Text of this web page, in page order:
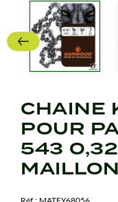
CHAINE
POUR
543
Réf : MATFY68056